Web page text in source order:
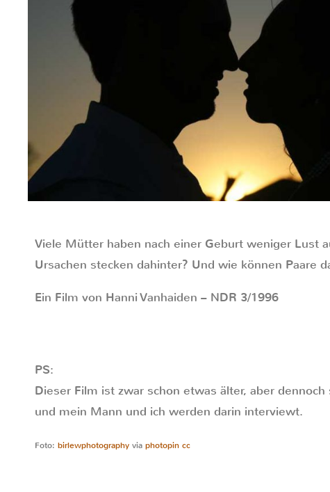
Viele Mütter haben nach einer Geburt weniger Lust
Ursachen stecken dahinter? Und wie können Paare
Ein Film von Hanni Vanhaiden – NDR 3/1996
PS:
Dieser Film ist zwar schon etwas älter, aber
und mein Mann und ich werden darin interviewt.
Foto: birlewphotography via photopin cc